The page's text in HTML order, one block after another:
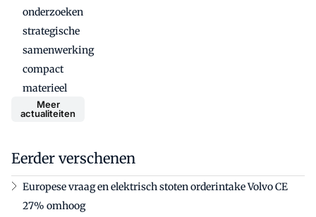
onderzoeken
strategische
samenwerking
compact
materieel
Meer
actualiteiten
Eerder verschenen
Europese vraag en elektrisch stoten orderintake Volvo CE
27% omhoog